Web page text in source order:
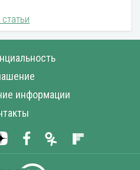
статьи
информации